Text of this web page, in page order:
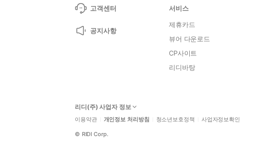
고객센터
공지사항
서비스
제휴카드
뷰어 다운로드
CP사이트
리디바탕
리디(주) 사업자 정보
이용약관 개인정보 처리방침 청소년보호정책 사업자정보확인
© RIDI Corp.